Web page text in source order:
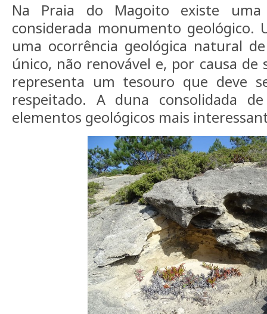
Na Praia do Magoito existe
considerada monumento geológico.
uma ocorrência geológica natural
único, não renovável e, por causa
representa um tesouro que deve
respeitado. A duna consolidada
elementos geológicos mais